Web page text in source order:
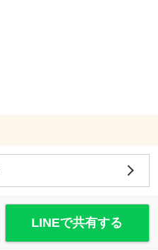
LINEで共有する